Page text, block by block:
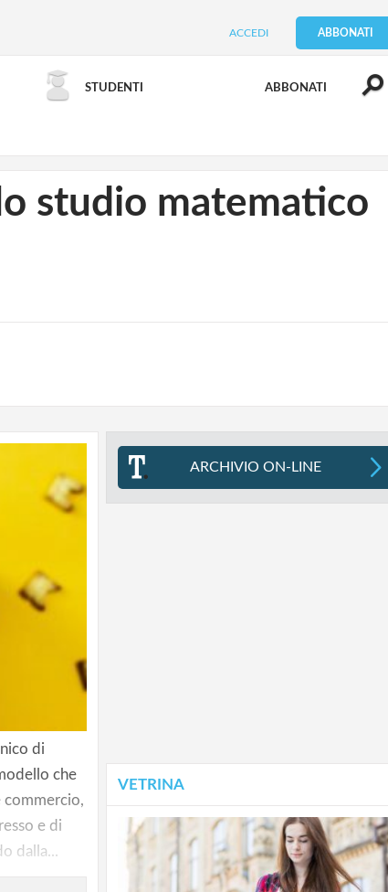
ACCEDI ABBONATI
STUDENTI ABBONATI
studio matematico
di
che
commercio,
e di
dalla...
ARCHIVIO ON-LINE
VETRINA